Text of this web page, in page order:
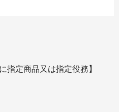
指定商品又は指定役務】